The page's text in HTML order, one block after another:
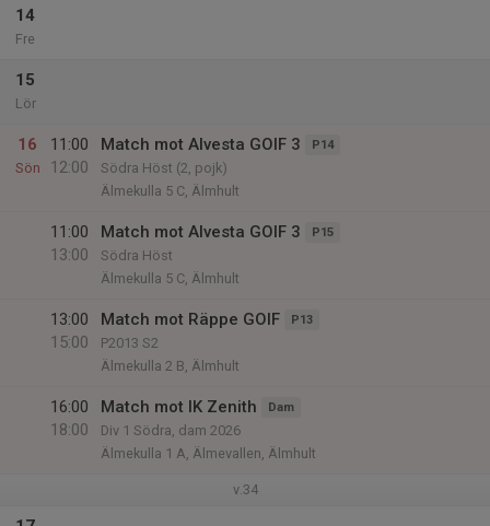
14
Fre
15
Lör
16
Sön
11:00
12:00
Match mot Alvesta GOIF 3 P14
Södra Höst (2, pojk)
Älmekulla 5 C, Älmhult
11:00
13:00
Match mot Alvesta GOIF 3 P15
Södra Höst
Älmekulla 5 C, Älmhult
13:00
15:00
Match mot Räppe GOIF P13
P2013 S2
Älmekulla 2 B, Älmhult
16:00
18:00
Match mot IK Zenith Dam
Div 1 Södra, dam 2026
Älmekulla 1 A, Älmevallen, Älmhult
v.34